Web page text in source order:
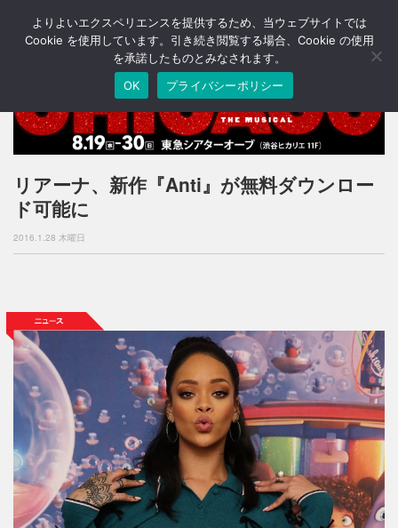
T
o
n
v
o
リアーナ、新作『Anti』が無料ダウンロー
ド可能に
2016.1.28 木曜日
よりよいエクスペリエンスを提供するため、当ウェブサイトでは
Cookie を使用しています。引き続き閲覧する場合、Cookie の使用
を承諾したものとみなされます。
OK
プライバシーポリシー